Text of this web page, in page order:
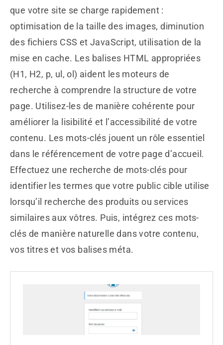
que votre site se charge rapidement :
optimisation de la taille des images, diminution
des fichiers CSS et JavaScript, utilisation de la
mise en cache. Les balises HTML appropriées
(H1, H2, p, ul, ol) aident les moteurs de
recherche à comprendre la structure de votre
page. Utilisez-les de manière cohérente pour
améliorer la lisibilité et l’accessibilité de votre
contenu. Les mots-clés jouent un rôle essentiel
dans le référencement de votre page d’accueil.
Effectuez une recherche de mots-clés pour
identifier les termes que votre public cible utilise
lorsqu’il recherche des produits ou services
similaires aux vôtres. Puis, intégrez ces mots-
clés de manière naturelle dans votre contenu,
vos titres et vos balises méta.